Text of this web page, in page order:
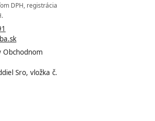
DPH, registrácia
Obchodnom
Sro, vložka č.